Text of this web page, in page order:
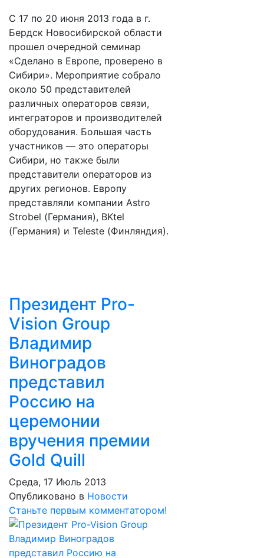
С 17 по 20 июня 2013 года в г.
Бердск Новосибирской области
прошел очередной семинар
«Сделано в Европе, проверено в
Сибири». Мероприятие собрало
около 50 представителей
различных операторов связи,
интеграторов и производителей
оборудования. Большая часть
участников — это операторы
Сибири, но также были
представители операторов из
других регионов. Европу
представляли компании Astro
Strobel (Германия), BKtel
(Германия) и Teleste (Финляндия).
Президент Pro-
Vision Group
Владимир
Виноградов
представил
Россию на
церемонии
вручения премии
Gold Quill
Среда, 17 Июль 2013
Опубликовано в Новости
Станьте первым комментатором!